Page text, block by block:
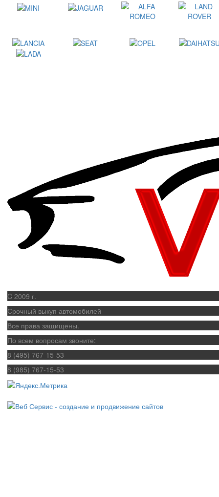
C 2009 г.
Срочный выкуп автомобилей
Все права защищены.
По всем вопросам звоните:
8 (495) 767-15-53
8 (985) 767-15-53